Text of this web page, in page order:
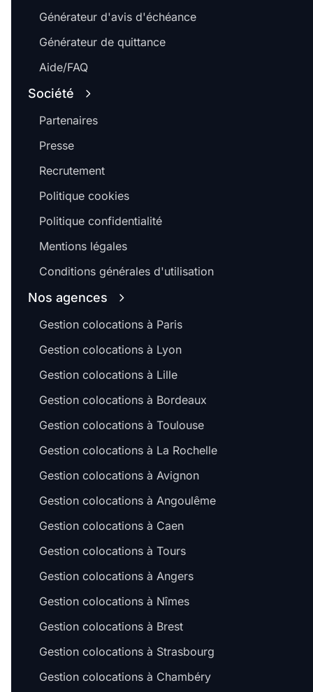
Générateur d'avis d'échéance
Générateur de quittance
Aide/FAQ
Société
Partenaires
Presse
Recrutement
Politique cookies
Politique confidentialité
Mentions légales
Conditions générales d'utilisation
Nos agences
Gestion colocations à Paris
Gestion colocations à Lyon
Gestion colocations à Lille
Gestion colocations à Bordeaux
Gestion colocations à Toulouse
Gestion colocations à La Rochelle
Gestion colocations à Avignon
Gestion colocations à Angoulême
Gestion colocations à Caen
Gestion colocations à Tours
Gestion colocations à Angers
Gestion colocations à Nîmes
Gestion colocations à Brest
Gestion colocations à Strasbourg
Gestion colocations à Chambéry